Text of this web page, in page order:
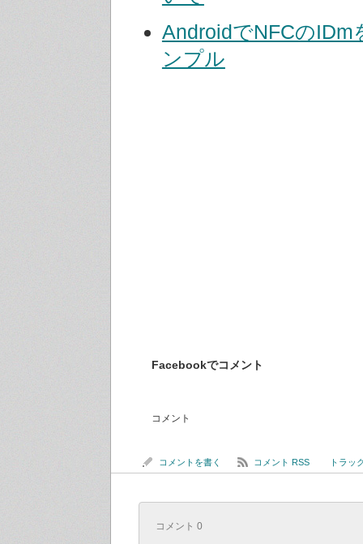
AndroidでNFCのIDm
ンプル
Facebookでコメント
コメント
コメントを書く コメント RSS トラッ
コメント 0